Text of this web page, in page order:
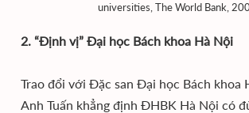
universities, The World Bank,
2. “Định vị” Đại học Bách khoa Hà Nội
Trao đổi với Đặc san Đại học Bách khoa
Anh Tuấn khẳng định ĐHBK Hà Nội có